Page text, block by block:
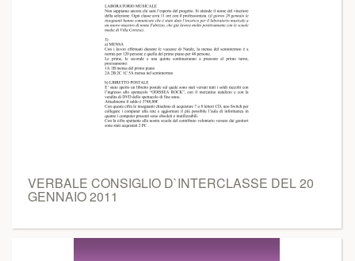
VERBALE CONSIGLIO D`INTERCLASSE DEL 20
GENNAIO 2011